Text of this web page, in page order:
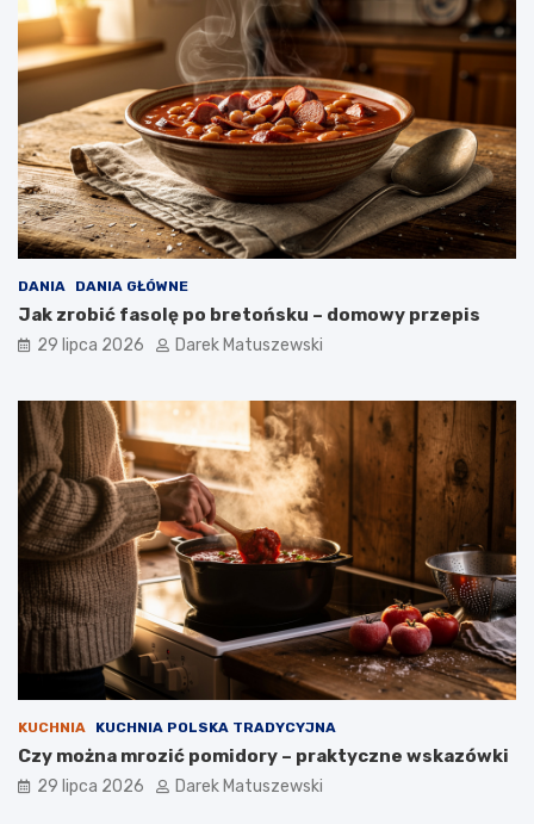
DANIA DANIA GŁÓWNE
Jak zrobić fasolę po bretońsku – domowy przepis
29 lipca 2026 Darek Matuszewski
KUCHNIA KUCHNIA POLSKA TRADYCYJNA
Czy można mrozić pomidory – praktyczne wskazówki
29 lipca 2026 Darek Matuszewski